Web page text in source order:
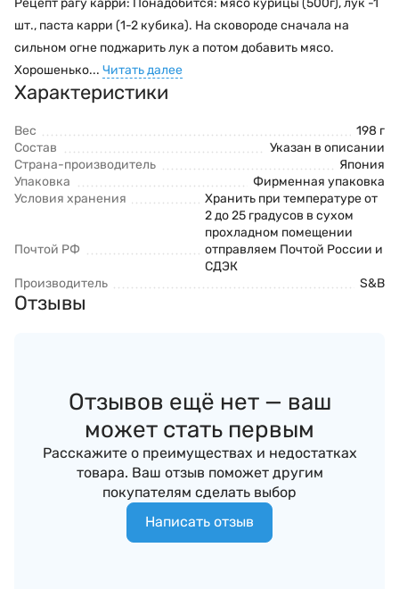
шт., паста карри (1-2 кубика). На сковороде сначала на
сильном огне поджарить лук а потом добавить мясо.
Хорошенько... Читать далее
Характеристики
Вес
198 г
Состав
Указан в описании
Страна-производитель
Япония
Упаковка
Фирменная упаковка
Условия хранения
Хранить при температуре от
2 до 25 градусов в сухом
прохладном помещении
Почтой РФ
отправляем Почтой России и
СДЭК
Производитель
S&B
Отзывы
Отзывов ещё нет — ваш
может стать первым
Расскажите о преимуществах и недостатках
товара. Ваш отзыв поможет другим
покупателям сделать выбор
Написать отзыв